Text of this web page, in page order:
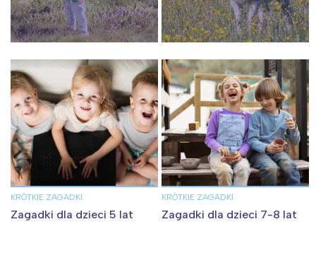
KRÓTKIE ZAGADKI
Zagadki dla dzieci 5 lat
KRÓTKIE ZAGADKI
Zagadki dla dzieci 7-8 lat